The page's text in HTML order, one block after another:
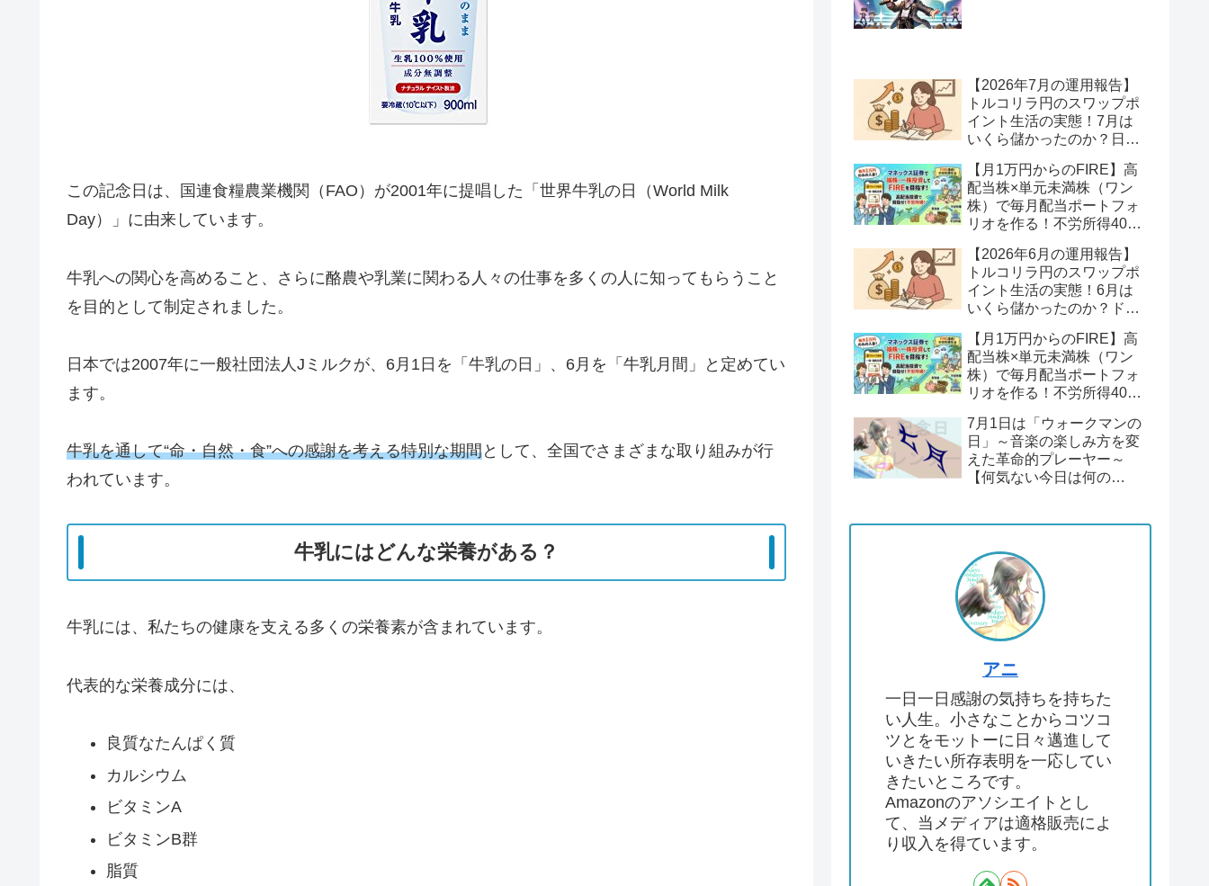
この記念日は、国連食糧農業機関（FAO）が2001年に提唱した「世界牛乳の日（World Milk
Day）」に由来しています。
牛乳への関心を高めること、さらに酪農や乳業に関わる人々の仕事を多くの人に知ってもらうこと
を目的として制定されました。
日本では2007年に一般社団法人Jミルクが、6月1日を「牛乳の日」、6月を「牛乳月間」と定めてい
ます。
牛乳を通して“命・自然・食”への感謝を考える特別な期間として、全国でさまざまな取り組みが行
われています。
牛乳にはどんな栄養がある？
牛乳には、私たちの健康を支える多くの栄養素が含まれています。
代表的な栄養成分には、
良質なたんぱく質
カルシウム
ビタミンA
ビタミンB群
脂質
【2026年7月の運用報告】
トルコリラ円のスワップポ
イント生活の実態！7月は
いくら儲かったのか？日本
へ一歩進んだ？
【月1万円からのFIRE】高
配当株×単元未満株（ワン
株）で毎月配当ポートフォ
リオを作る！不労所得400
回】
【2026年6月の運用報告】
トルコリラ円のスワップポ
イント生活の実態！6月は
いくら儲かったのか？ドル
【月1万円からのFIRE】高
配当株×単元未満株（ワン
株）で毎月配当ポートフォ
リオを作る！不労所得400
回】
7月1日は「ウォークマンの
日」～音楽の楽しみ方を変
えた革命的プレーヤー～
【何気ない今日は何の
アニ
一日一日感謝の気持ちを持ちた
い人生。小さなことからコツコ
ツとをモットーに日々邁進して
いきたい所存表明を一応してい
きたいところです。
Amazonのアソシエイトとし
て、当メディアは適格販売によ
り収入を得ています。